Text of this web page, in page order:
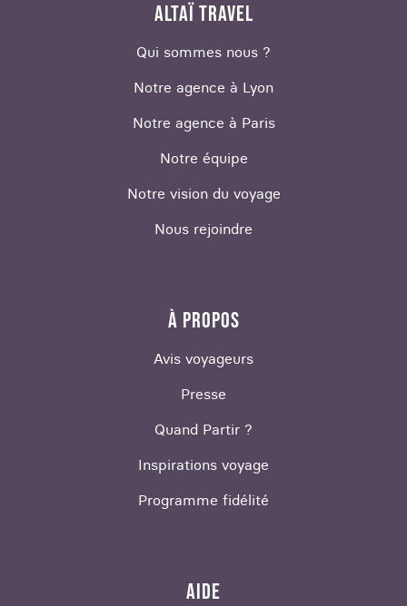
ALTAÏ TRAVEL
Qui sommes nous ?
Notre agence à Lyon
Notre agence à Paris
Notre équipe
Notre vision du voyage
Nous rejoindre
À PROPOS
Avis voyageurs
Presse
Quand Partir ?
Inspirations voyage
Programme fidélité
AIDE